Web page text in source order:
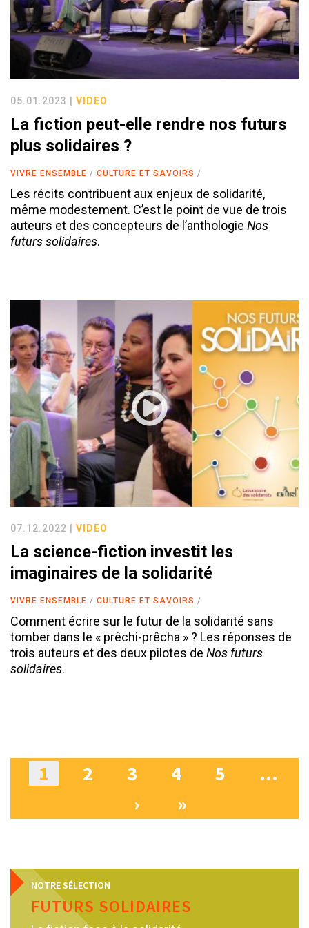
05.01.2023 | VIDEO
La fiction peut-elle rendre nos futurs
plus solidaires ?
VIVRE ENSEMBLE CULTURE ET SAVOIRS
Les récits contribuent aux enjeux de solidarité,
même modestement. C’est le point de vue de trois
auteurs et des concepteurs de l’anthologie Nos
futurs solidaires.
07.12.2022 | VIDEO
La science-fiction investit les
imaginaires de la solidarité
VIVRE ENSEMBLE CULTURE ET SAVOIRS
Comment écrire sur le futur de la solidarité sans
tomber dans le « prêchi-prêcha » ? Les réponses de
trois auteurs et des deux pilotes de Nos futurs
solidaires.
1 2 3 4 5
…
›
»
NOTRE SÉLECTION
FUTURS SOLIDAIRES